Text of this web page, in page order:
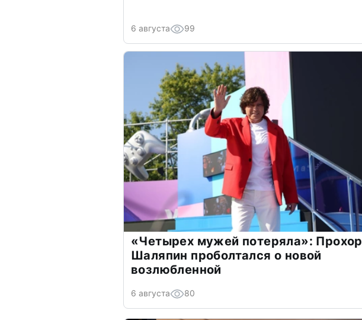
6 августа 99
«Четырех мужей потеряла»: Прохор
Шаляпин проболтался о новой
возлюбленной
6 августа 80